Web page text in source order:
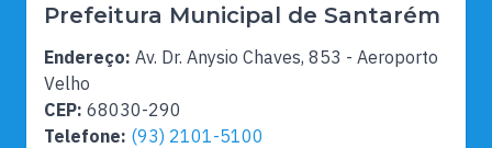
Prefeitura Municipal de Santarém
Endereço: Av. Dr. Anysio Chaves, 853 - Aeroporto
Velho
CEP: 68030-290
Telefone: (93) 2101-5100